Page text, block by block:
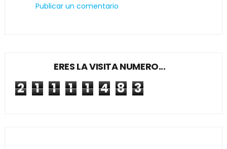
Publicar un comentario
ERES LA VISITA NUMERO...
2 1 1 1 1 4 8 3